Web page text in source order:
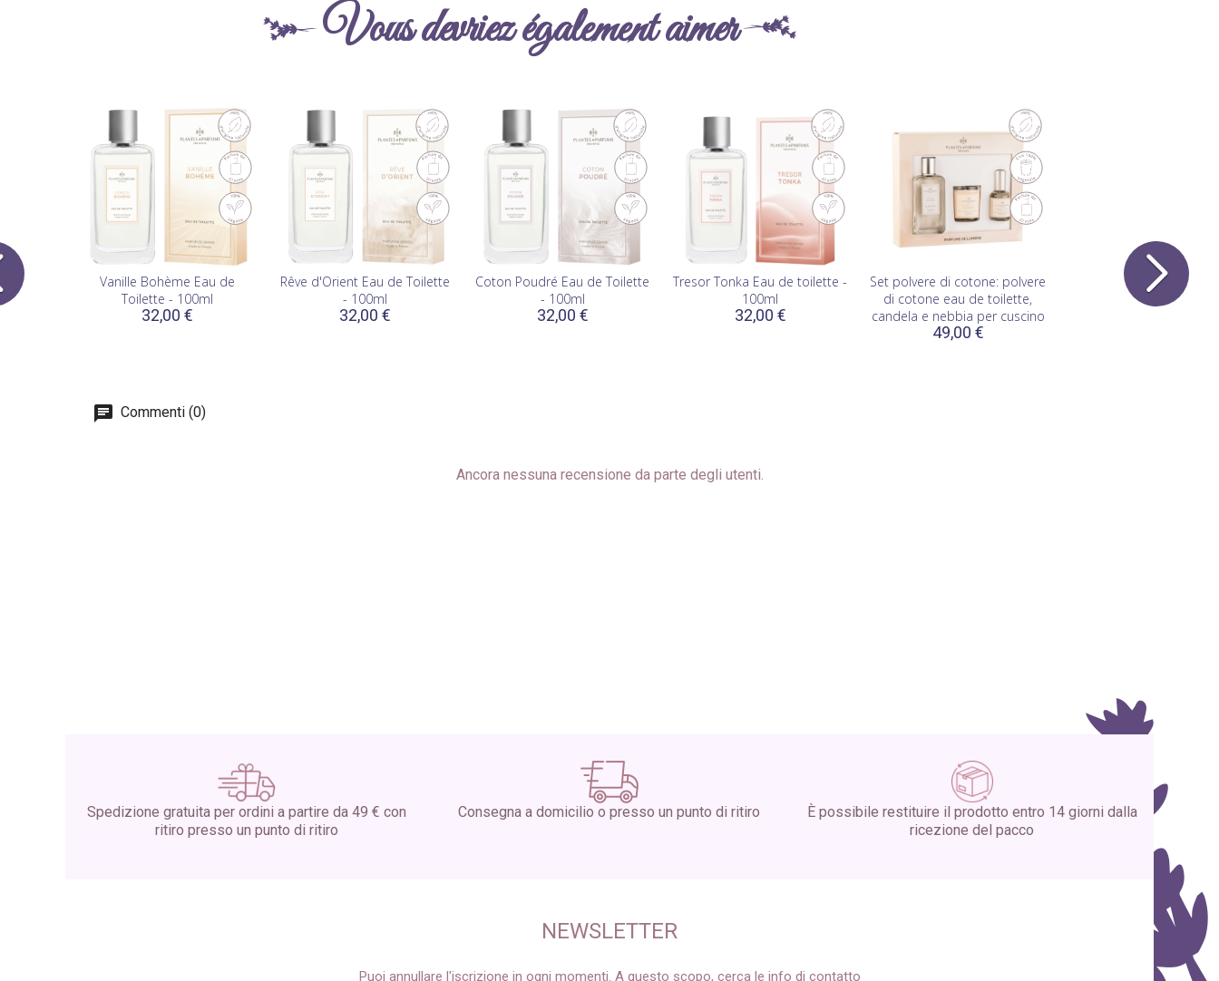
Vous devriez également aimer
Vanille Bohème Eau de
Toilette - 100ml
32,00 €
Rêve d'Orient Eau de Toilette
- 100ml
32,00 €
Coton Poudré Eau de Toilette
- 100ml
32,00 €
(1)
Tresor Tonka Eau de toilette -
100ml
32,00 €
Set polvere di cotone: polvere
di cotone eau de toilette,
candela e nebbia per cuscino
49,00 €
Commenti (0)
Ancora nessuna recensione da parte degli utenti.
Spedizione gratuita per ordini a partire da 49 € con
ritiro presso un punto di ritiro
Consegna a domicilio o presso un punto di ritiro
È possibile restituire il prodotto entro 14 giorni dalla
ricezione del pacco
NEWSLETTER
Puoi annullare l'iscrizione in ogni momenti. A questo scopo, cerca le info di contatto